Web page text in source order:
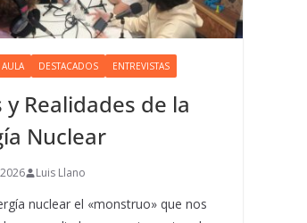
DESTACADOS ENTREVISTAS
Realidades de la
Nuclear
Luis Llano
nuclear el «monstruo» que nos